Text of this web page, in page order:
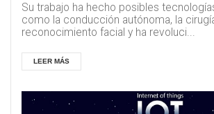
Su trabajo ha hecho posibles
como la conducción autónoma, la
reconocimiento facial y ha revoluci...
LEER MÁS